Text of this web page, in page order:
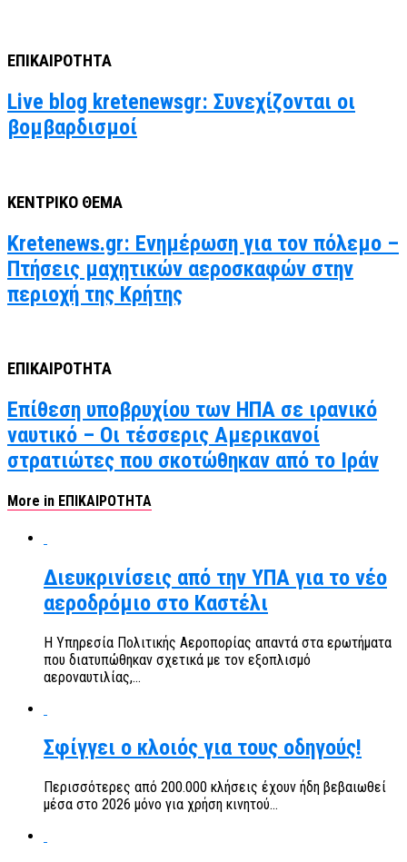
ΕΠΙΚΑΙΡΟΤΗΤΑ
Live blog kretenewsgr: Συνεχίζονται οι
βομβαρδισμοί
ΚΕΝΤΡΙΚΟ ΘΕΜΑ
Kretenews.gr: Ενημέρωση για τον πόλεμο –
Πτήσεις μαχητικών αεροσκαφών στην
περιοχή της Κρήτης
ΕΠΙΚΑΙΡΟΤΗΤΑ
Επίθεση υποβρυχίου των ΗΠΑ σε ιρανικό
ναυτικό – Οι τέσσερις Αμερικανοί
στρατιώτες που σκοτώθηκαν από το Ιράν
More in ΕΠΙΚΑΙΡΟΤΗΤΑ
Διευκρινίσεις από την ΥΠΑ για το νέο
αεροδρόμιο στο Καστέλι
Η Υπηρεσία Πολιτικής Αεροπορίας απαντά στα ερωτήματα
που διατυπώθηκαν σχετικά με τον εξοπλισμό
αεροναυτιλίας,...
Σφίγγει ο κλοιός για τους οδηγούς!
Περισσότερες από 200.000 κλήσεις έχουν ήδη βεβαιωθεί
μέσα στο 2026 μόνο για χρήση κινητού...